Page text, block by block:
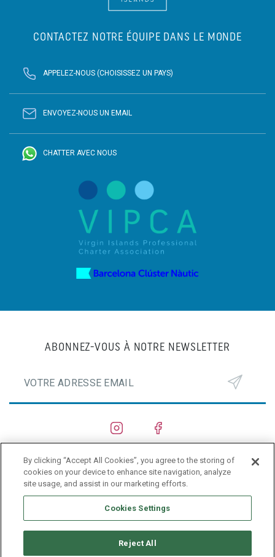
CONTACTEZ NOTRE ÉQUIPE DANS LE MONDE
APPELEZ-NOUS (CHOISISSEZ UN PAYS)
ENVOYEZ-NOUS UN EMAIL
CHATTER AVEC NOUS
CHANTIERS NAVALS
PRIVACY POLICY
ABONNEZ-VOUS À NOTRE NEWSLETTER
By clicking “Accept All Cookies”, you agree to the storing of
cookies on your device to enhance site navigation, analyze
site usage, and assist in our marketing efforts.
Cookies Settings
Reject All